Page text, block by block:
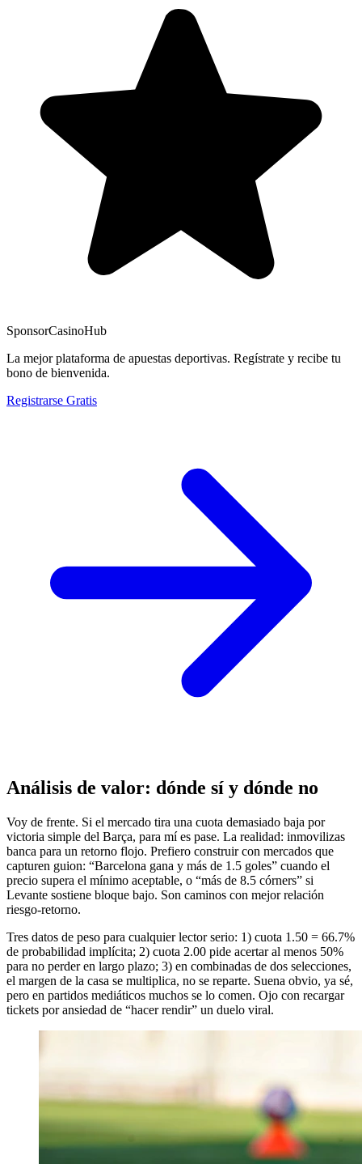
SponsorCasinoHub
La mejor plataforma de apuestas deportivas. Regístrate y recibe tu
bono de bienvenida.
Registrarse Gratis
Análisis de valor: dónde sí y dónde no
Voy de frente. Si el mercado tira una cuota demasiado baja por
victoria simple del Barça, para mí es pase. La realidad: inmovilizas
banca para un retorno flojo. Prefiero construir con mercados que
capturen guion: “Barcelona gana y más de 1.5 goles” cuando el
precio supera el mínimo aceptable, o “más de 8.5 córners” si
Levante sostiene bloque bajo. Son caminos con mejor relación
riesgo-retorno.
Tres datos de peso para cualquier lector serio: 1) cuota 1.50 = 66.7%
de probabilidad implícita; 2) cuota 2.00 pide acertar al menos 50%
para no perder en largo plazo; 3) en combinadas de dos selecciones,
el margen de la casa se multiplica, no se reparte. Suena obvio, ya sé,
pero en partidos mediáticos muchos se lo comen. Ojo con recargar
tickets por ansiedad de “hacer rendir” un duelo viral.